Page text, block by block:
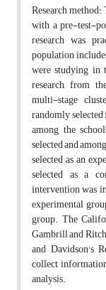
Research
with a pre-test-
research was
population
were studying in
research, from
multi-stage
randomly
among the
selected and
selected as an
selected as a
intervention was
experimental
group. The
Gambrill and
and Davidson's
collect
analysis.